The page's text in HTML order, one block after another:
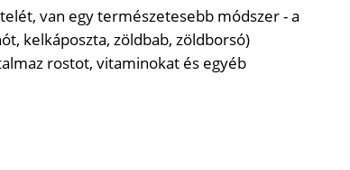
van egy természetesebb módszer - a
kelkáposzta, zöldbab, zöldborsó)
rostot, vitaminokat és egyéb